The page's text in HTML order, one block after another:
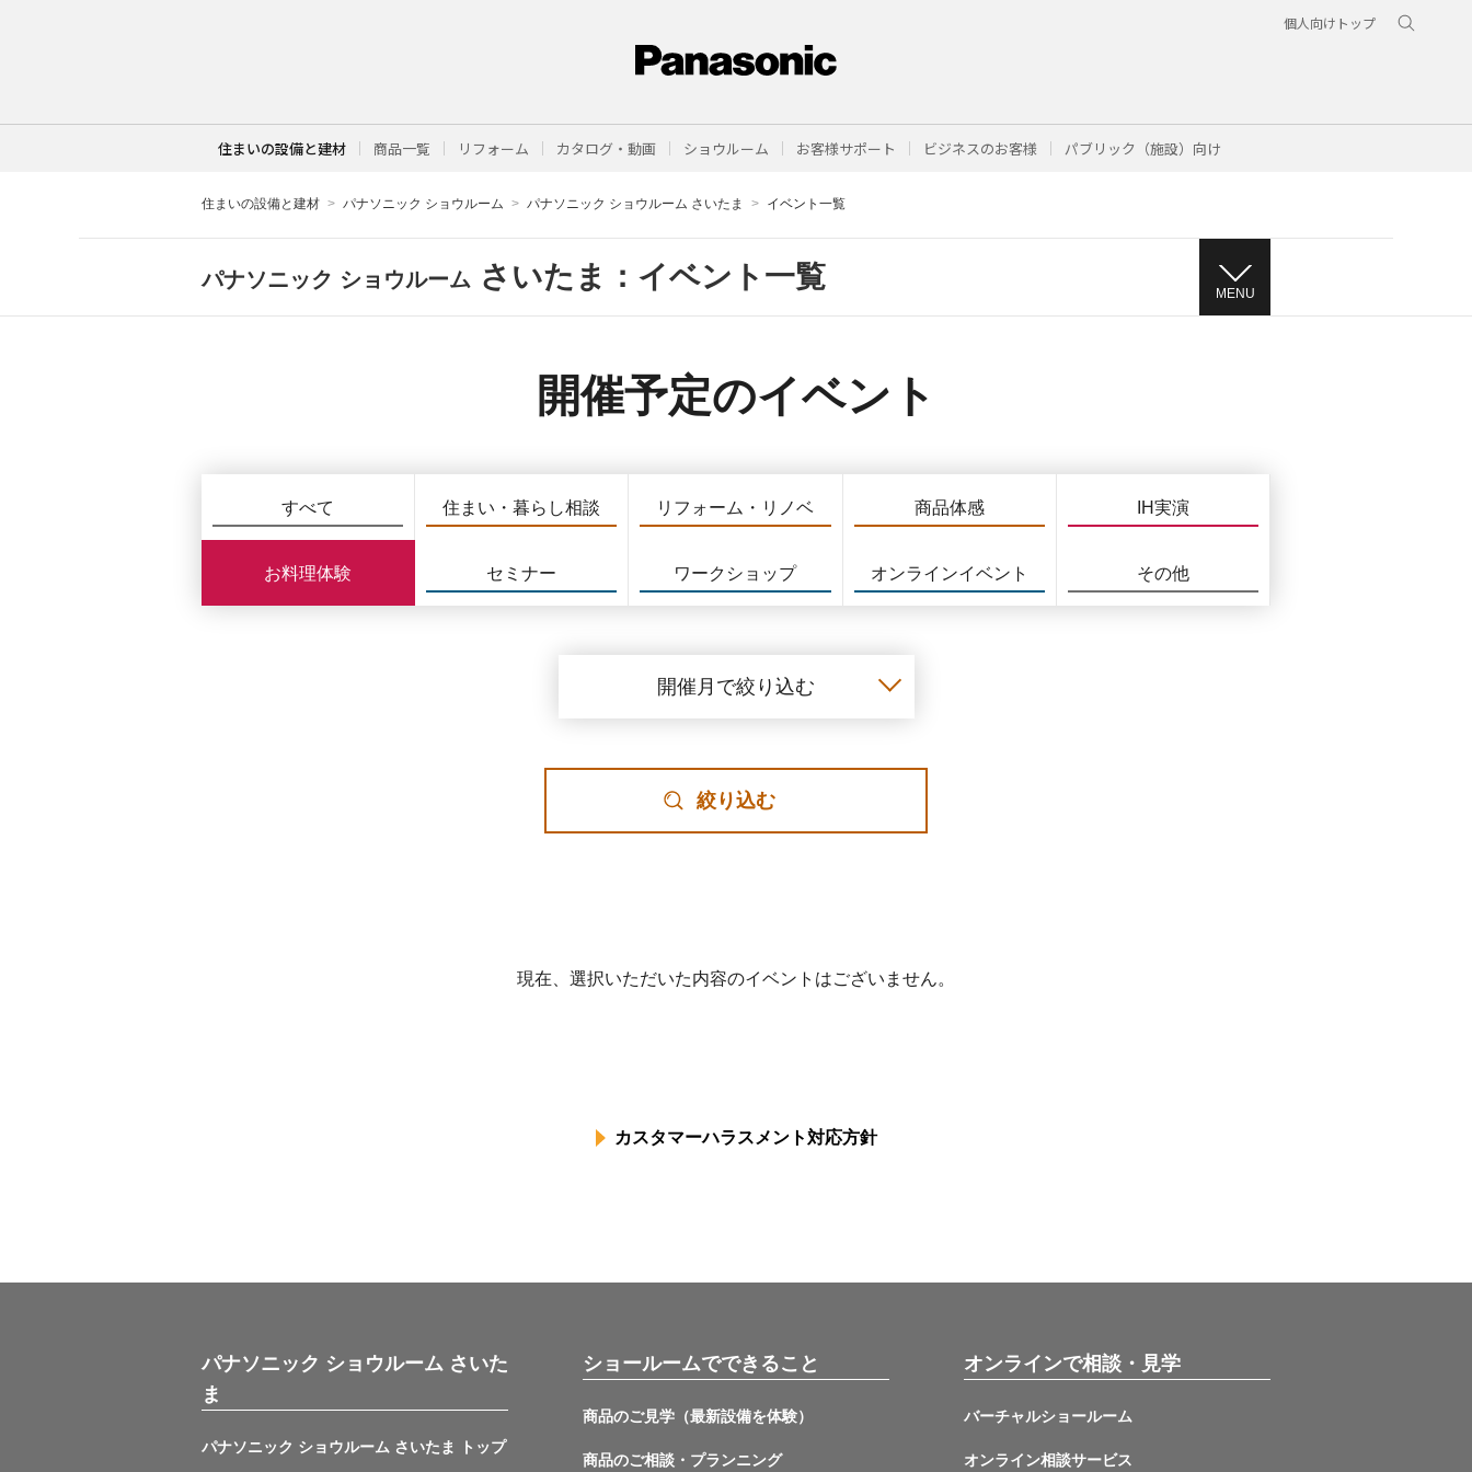
個人向けトップ
住まいの設備と建材 商品一覧 リフォーム カタログ・動画 ショウルーム お客様サポート ビジネスのお客様 パブリック（施設）向け
住まいの設備と建材 パナソニック ショウルーム パナソニック ショウルーム さいたま イベント一覧
パナソニック ショウルーム さいたま：イベント一覧 MENU
開催予定のイベント
すべて 住まい・暮らし相談 リフォーム・リノベ 商品体感 IH実演
お料理体験 セミナー ワークショップ オンラインイベント その他
開催月で絞り込む
絞り込む
現在、選択いただいた内容のイベントはございません。
カスタマーハラスメント対応方針
パナソニック ショウルーム さいた
ま
パナソニック ショウルーム さいたま トップ
ショールームでできること
商品のご見学（最新設備を体験）
商品のご相談・プランニング
オンラインで相談・見学
バーチャルショールーム
オンライン相談サービス